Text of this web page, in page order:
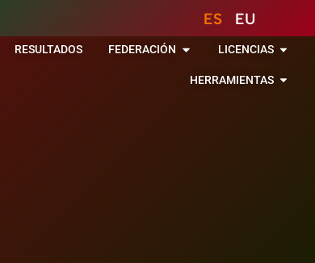
ES EU
RESULTADOS FEDERACIÓN LICENCIAS
HERRAMIENTAS